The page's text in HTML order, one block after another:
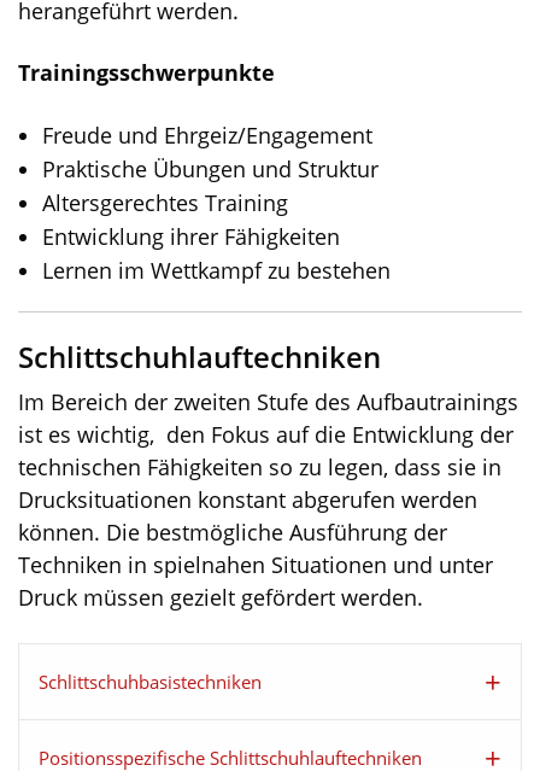
herangeführt werden.
Trainingsschwerpunkte
Freude und Ehrgeiz/Engagement
Praktische Übungen und Struktur
Altersgerechtes Training
Entwicklung ihrer Fähigkeiten
Lernen im Wettkampf zu bestehen
Schlittschuhlauftechniken
Im Bereich der zweiten Stufe des Aufbautrainings
ist es wichtig, den Fokus auf die Entwicklung der
technischen Fähigkeiten so zu legen, dass sie in
Drucksituationen konstant abgerufen werden
können. Die bestmögliche Ausführung der
Techniken in spielnahen Situationen und unter
Druck müssen gezielt gefördert werden.
Schlittschuhbasistechniken
Positionsspezifische Schlittschuhlauftechniken